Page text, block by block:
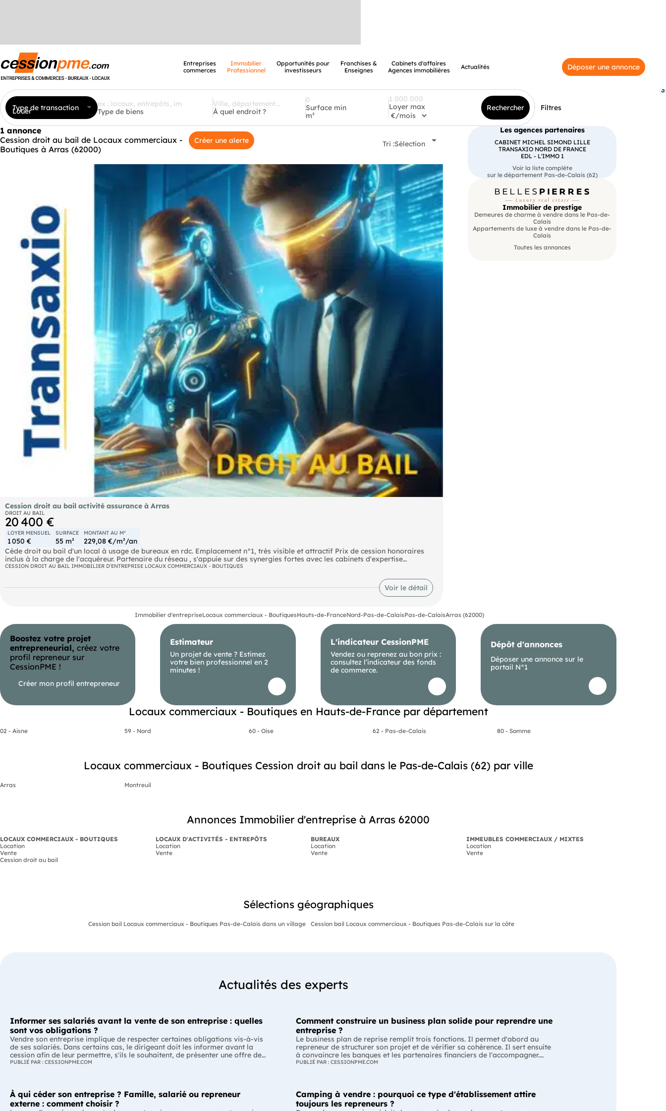
Entreprises
commerces
Immobilier
Professionnel
Opportunités pour
investisseurs
Franchises &
Enseignes
Cabinets d'affaires
Agences immobilières
Actualités Déposer une annonce
Type de transaction
Louer Type de biens À quel endroit ?
Surface min
m²
Loyer max Rechercher Filtres
3
1 annonce
Cession droit au bail de Locaux commerciaux -
Boutiques à Arras (62000)
Créer une alerte Tri :Sélection
Cession droit au bail activité assurance à Arras
DROIT AU BAIL
20 400 €
LOYER MENSUEL
1 050 €
SURFACE
55 m²
MONTANT AU M²
229,08 €/m²/an
Cède droit au bail d'un local à usage de bureaux en rdc. Emplacement n°1, très visible et attractif Prix de cession honoraires
inclus à la charge de l'acquéreur. Partenaire du réseau , s'appuie sur des synergies fortes avec les cabinets d'expertise
comptable du groupe pour proposer aux acquéreurs et vendeurs un accompagnement sans équivalent dans ce secteur
CESSION DROIT AU BAIL IMMOBILIER D'ENTREPRISE LOCAUX COMMERCIAUX - BOUTIQUES
Voir le détail
Les agences partenaires
CABINET MICHEL SIMOND LILLE
TRANSAXIO NORD DE FRANCE
EDL - L'IMMO 1
Voir la liste complète
sur le département Pas-de-Calais (62)
Immobilier de prestige
Demeures de charme à vendre dans le Pas-de-
Calais
Appartements de luxe à vendre dans le Pas-de-
Calais
Toutes les annonces
Immobilier d'entrepriseLocaux commerciaux - BoutiquesHauts-de-FranceNord-Pas-de-CalaisPas-de-CalaisArras (62000)
Boostez votre projet
entrepreneurial, créez votre
profil repreneur sur
CessionPME !
Créer mon profil entrepreneur
Estimateur
Un projet de vente ? Estimez
votre bien professionnel en 2
minutes !
L'indicateur CessionPME
Vendez ou reprenez au bon prix :
consultez l’indicateur des fonds
de commerce.
Dépôt d'annonces
Déposer une annonce sur le
portail N°1
Locaux commerciaux - Boutiques en Hauts-de-France par département
02 - Aisne 59 - Nord 60 - Oise 62 - Pas-de-Calais 80 - Somme
Locaux commerciaux - Boutiques Cession droit au bail dans le Pas-de-Calais (62) par ville
Arras Montreuil
Annonces Immobilier d'entreprise à Arras 62000
LOCAUX COMMERCIAUX - BOUTIQUES
Location
Vente
Cession droit au bail
LOCAUX D'ACTIVITÉS - ENTREPÔTS
Location
Vente
BUREAUX
Location
Vente
IMMEUBLES COMMERCIAUX / MIXTES
Location
Vente
Sélections géographiques
Cession bail Locaux commerciaux - Boutiques Pas-de-Calais dans un village Cession bail Locaux commerciaux - Boutiques Pas-de-Calais sur la côte
Actualités des experts
Informer ses salariés avant la vente de son entreprise : quelles
sont vos obligations ?
Vendre son entreprise implique de respecter certaines obligations vis-à-vis
de ses salariés. Dans certains cas, le dirigeant doit les informer avant la
cession afin de leur permettre, s'ils le souhaitent, de présenter une offre de
reprise. Quelles entreprises sont concernées ? Quels délais faut-il respecter ?
salariés. Cette obligation concerne la vente d'un fonds de commerce ou la
cession de la majorité des titres d'une société. Le délai d'information varie
PUBLIÉ PAR : CESSIONPME.COM
Comment construire un business plan solide pour reprendre une
entreprise ?
Le business plan de reprise remplit trois fonctions. Il permet d'abord au
repreneur de structurer son projet et de vérifier sa cohérence. Il sert ensuite
à convaincre les banques et les partenaires financiers de l'accompagner.
Enfin, il peut constituer un support de discussion avec le cédant en lui
de dirigeant. C'est un document indispensable pour structurer votre projet et
convaincre vos partenaires. À quoi sert vraiment un business plan de reprise
PUBLIÉ PAR : CESSIONPME.COM
À qui céder son entreprise ? Famille, salarié ou repreneur
externe : comment choisir ?
Camping à vendre : pourquoi ce type d'établissement attire
toujours les repreneurs ?